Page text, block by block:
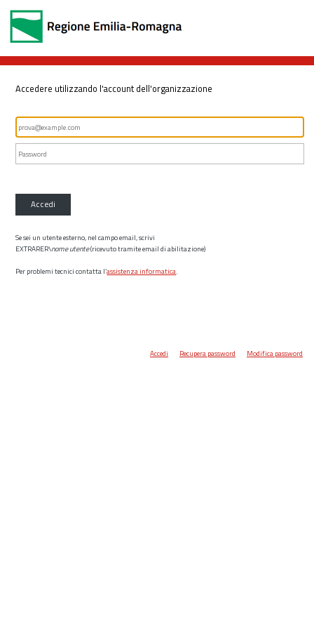
Accedere utilizzando l'account dell'organizzazione
Accedi
Se sei un utente esterno, nel campo email, scrivi
EXTRARER\nome utente(ricevuto tramite email di abilitazione)
Per problemi tecnici contatta l’assistenza informatica.
Accedi Recupera password Modifica password